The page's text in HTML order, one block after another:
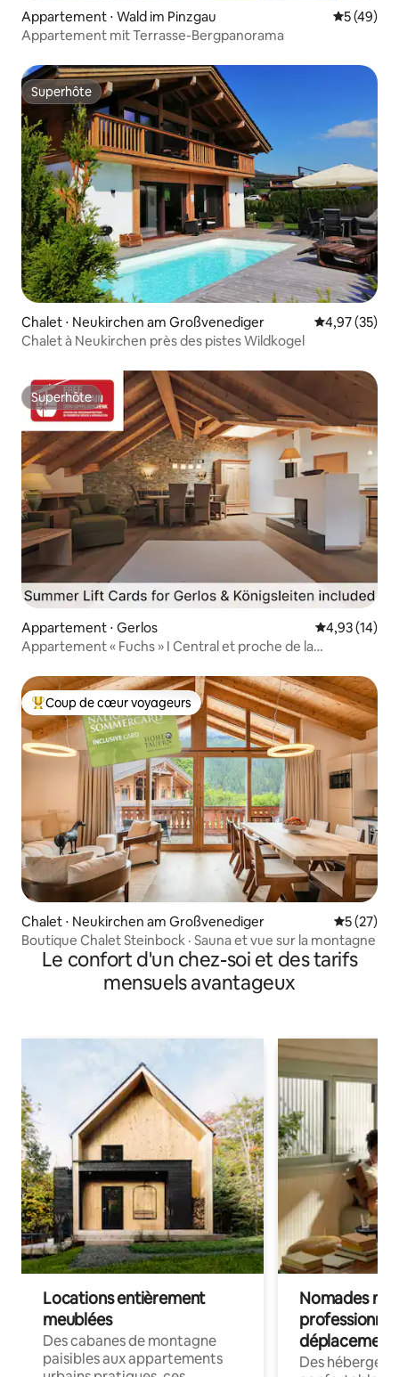
Appartement ⋅ Wald im Pinzgau
5 (49)
Appartement mit Terrasse-Bergpanorama
Superhôte
Superhôte
Chalet ⋅ Neukirchen am Großvenediger Évaluation
4,97 (35)
Chalet à Neukirchen près des pistes Wildkogel
Superhôte
Superhôte
Appartement ⋅ Gerlos Évaluation
4,93 (14)
Appartement « Fuchs » I Central et proche de la
Coups de cœur voyageurs les plus appréciés
Coup de cœur voyageurs
Chalet ⋅ Neukirchen am Großvenediger
5 (27)
Boutique Chalet Steinbock · Sauna et vue sur la montagne
Le confort d'un chez-soi et des tarifs
mensuels avantageux
Locations entièrement
meublées
Des cabanes de montagne
paisibles aux appartements
Nomades
déplacement
Des